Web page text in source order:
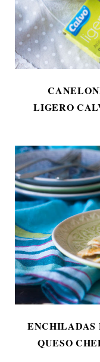
LIGERO
ENCHILADAS
QUESO